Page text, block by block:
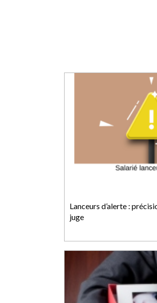
Lanceurs d’alerte :
juge